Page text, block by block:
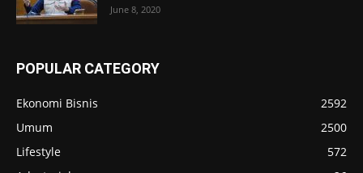
June 8, 2020
POPULAR CATEGORY
Ekonomi Bisnis
2592
Umum
2500
Lifestyle
572